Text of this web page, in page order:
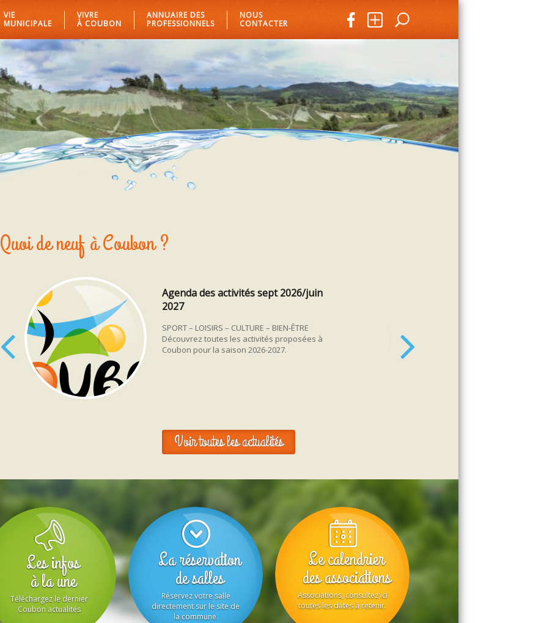
VIE
MUNICIPALE
VIVRE
À COUBON
ANNUAIRE DES
PROFESSIONNELS
NOUS
CONTACTER
Quoi de neuf à Coubon ?
Agenda des activités sept 2026/juin
2027
SPORT – LOISIRS – CULTURE – BIEN-ÊTRE
Découvrez toutes les activités proposées à
Coubon pour la saison 2026-2027.
Voir toutes les actualités
Les infos
à la une
Téléchargez le dernier
Coubon actualités
La réservation
de salles
Réservez votre salle
directement sur le site de
la commune.
Le calendrier
des associations
Associations, consultez ici
toutes les dates à retenir.